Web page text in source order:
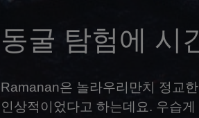
동굴 탐험에 시
Ramanan은 놀라우리만치 정교한
인상적이었다고 하는데요. 우습